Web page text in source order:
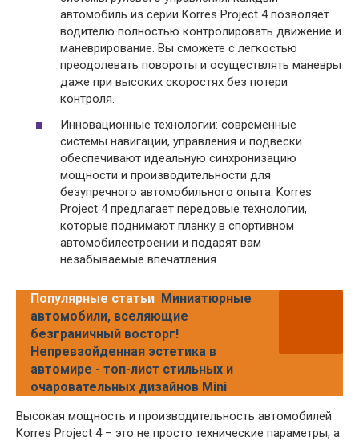
автомобиль из серии Korres Project 4 позволяет
водителю полностью контролировать движение и
маневрирование. Вы сможете с легкостью
преодолевать повороты и осуществлять маневры
даже при высоких скоростях без потери
контроля.
Инновационные технологии: современные
системы навигации, управления и подвески
обеспечивают идеальную синхронизацию
мощности и производительности для
безупречного автомобильного опыта. Korres
Project 4 предлагает передовые технологии,
которые поднимают планку в спортивном
автомобилестроении и подарят вам
незабываемые впечатления.
Популярные статьи Миниатюрные
автомобили, вселяющие
безграничный восторг!
Непревзойденная эстетика в
автомире - топ-лист стильных и
очаровательных дизайнов Mini
Высокая мощность и производительность автомобилей
Korres Project 4 – это не просто технические параметры, а